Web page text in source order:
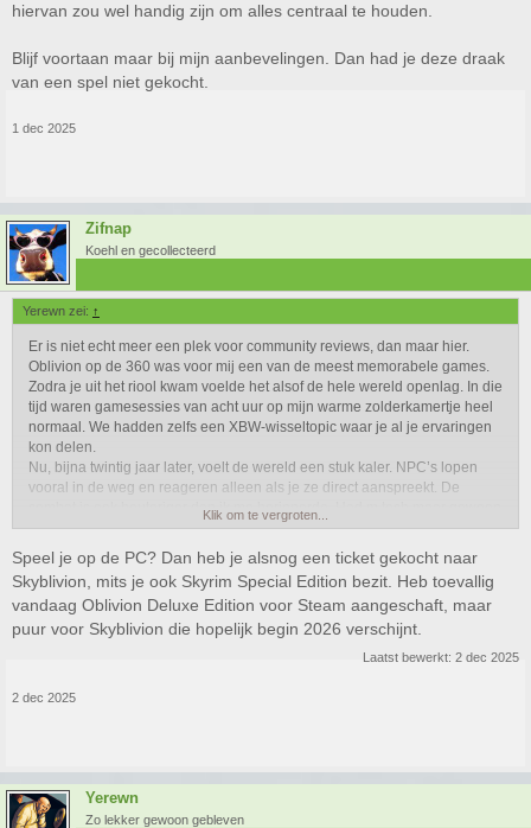
hiervan zou wel handig zijn om alles centraal te houden.
Blijf voortaan maar bij mijn aanbevelingen. Dan had je deze draak
van een spel niet gekocht.
1 dec 2025
Zifnap
Koehl en gecollecteerd
Yerewn zei: ↑
Er is niet echt meer een plek voor community reviews, dan maar hier.
Oblivion op de 360 was voor mij een van de meest memorabele games.
Zodra je uit het riool kwam voelde het alsof de hele wereld openlag. In die
tijd waren gamesessies van acht uur op mijn warme zolderkamertje heel
normaal. We hadden zelfs een XBW-wisseltopic waar je al je ervaringen
kon delen.
Nu, bijna twintig jaar later, voelt de wereld een stuk kaler. NPC’s lopen
vooral in de weg en reageren alleen als je ze direct aanspreekt. De
combat is ook houteriger dan ik me herinnerde. Had m toch maar gewoon
niet moeten kopen.
Klik om te vergroten...
Speel je op de PC? Dan heb je alsnog een ticket gekocht naar
Skyblivion, mits je ook Skyrim Special Edition bezit. Heb toevallig
vandaag Oblivion Deluxe Edition voor Steam aangeschaft, maar
puur voor Skyblivion die hopelijk begin 2026 verschijnt.
Laatst bewerkt: 2 dec 2025
2 dec 2025
Yerewn
Zo lekker gewoon gebleven